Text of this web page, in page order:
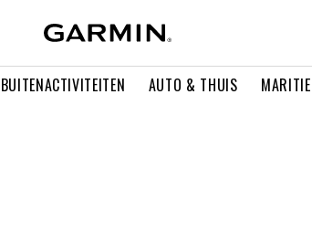
BUITENACTIVITEITEN AUTO & THUIS